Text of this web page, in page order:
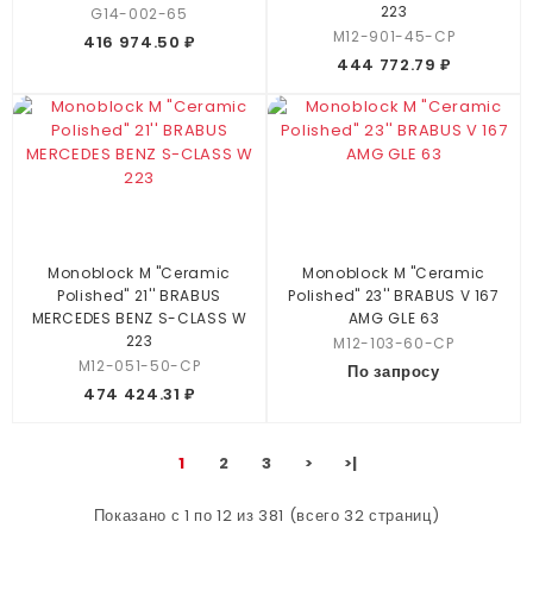
G14-002-65
416 974.50 ₽
223
M12-901-45-CP
444 772.79 ₽
Monoblock M "Ceramic
Polished" 21'' BRABUS
MERCEDES BENZ S-CLASS W
223
M12-051-50-CP
474 424.31 ₽
Monoblock M "Ceramic
Polished" 23'' BRABUS V 167
AMG GLE 63
M12-103-60-CP
По запросу
1 2 3 > >|
Показано с 1 по 12 из 381 (всего 32 страниц)